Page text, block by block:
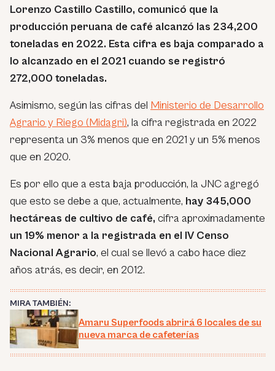
Lorenzo Castillo Castillo, comunicó que la
producción peruana de café alcanzó las 234,200
toneladas en 2022. Esta cifra es baja comparado a
lo alcanzado en el 2021 cuando se registró
272,000 toneladas.
Asimismo, según las cifras del Ministerio de Desarrollo
Agrario y Riego (Midagri), la cifra registrada en 2022
representa un 3% menos que en 2021 y un 5% menos
que en 2020.
Es por ello que a esta baja producción, la JNC agregó
que esto se debe a que, actualmente, hay 345,000
hectáreas de cultivo de café, cifra aproximadamente
un 19% menor a la registrada en el IV Censo
Nacional Agrario, el cual se llevó a cabo hace diez
años atrás, es decir, en 2012.
MIRA TAMBIÉN:
Amaru Superfoods abrirá 6 locales de su
nueva marca de cafeterías